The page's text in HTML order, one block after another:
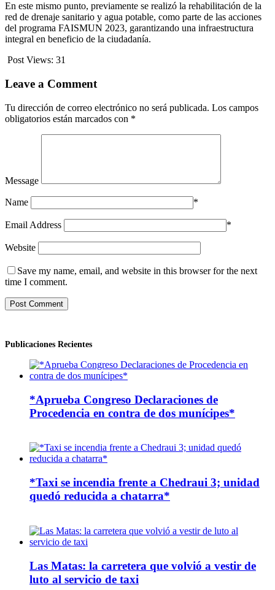
En este mismo punto, previamente se realizó la rehabilitación de la
red de drenaje sanitario y agua potable, como parte de las acciones
del programa FAISMUN 2023, garantizando una infraestructura
integral en beneficio de la ciudadanía.
Post Views: 31
Leave a Comment
Tu dirección de correo electrónico no será publicada. Los campos
obligatorios están marcados con *
Message
Name *
Email Address *
Website
Save my name, email, and website in this browser for the next
time I comment.
Publicaciones Recientes
*Aprueba Congreso Declaraciones de
Procedencia en contra de dos munícipes*
*Taxi se incendia frente a Chedraui 3; unidad
quedó reducida a chatarra*
Las Matas: la carretera que volvió a vestir de
luto al servicio de taxi